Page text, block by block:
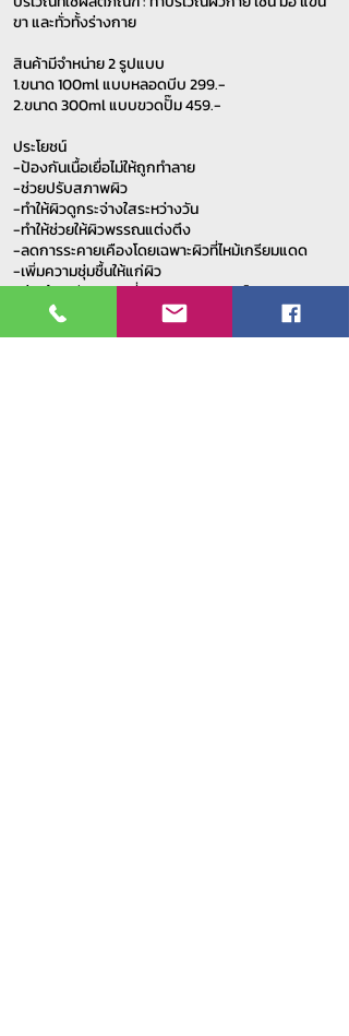
ขา และทั่วทั้งร่างกาย
สินค้ามีจำหน่าย 2 รูปแบบ
1.ขนาด 100ml แบบหลอดบีบ 299.-
2.ขนาด 300ml แบบขวดปั๊ม 459.-
ประโยชน์
-ป้องกันเนื้อเยื่อไม่ให้ถูกทำลาย
-ช่วยปรับสภาพผิว
-ทำให้ผิวดูกระจ่างใสระหว่างวัน
-ทำให้ช่วยให้ผิวพรรณแต่งตึง
-ลดการระคายเคืองโดยเฉพาะผิวที่ไหม้เกรียมแดด
-เพิ่มความชุ่มชื้นให้แก่ผิว
-ช่วยป้องกันการเปลี่ยนแปลงของเซลล์
-กลิ่นหอมติดทนนาน